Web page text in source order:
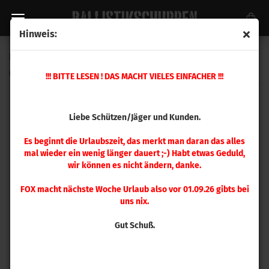
Hinweis:
!!! BITTE LESEN ! DAS MACHT VIELES EINFACHER !!!
Liebe Schützen/Jäger und Kunden.
Es beginnt die Urlaubszeit, das merkt man daran das alles
mal wieder ein wenig länger dauert ;-) Habt etwas Geduld,
wir können es nicht ändern, danke.
FOX macht nächste Woche Urlaub also vor 01.09.26 gibts bei
uns nix.
Gut Schuß.
390555)